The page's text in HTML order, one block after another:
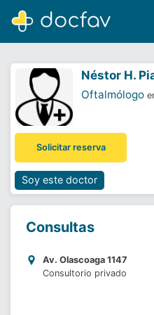
Software
¿Eres
Néstor H.
Oftalmólogo
Solicitar reserva
Soy este doctor
Consultas
Av. Olascoaga 1147
Consultorio privado